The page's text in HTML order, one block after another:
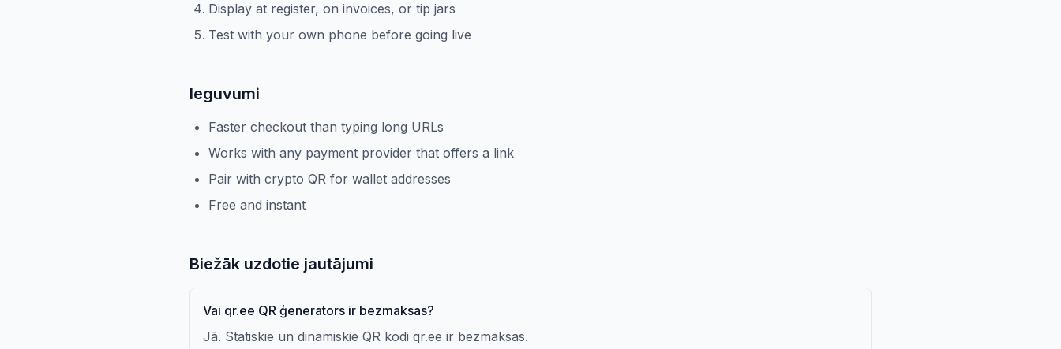
Display at register, on invoices, or tip jars
Test with your own phone before going live
Ieguvumi
Faster checkout than typing long URLs
Works with any payment provider that offers a link
Pair with crypto QR for wallet addresses
Free and instant
Biežāk uzdotie jautājumi
Vai qr.ee QR ģenerators ir bezmaksas?
Jā. Statiskie un dinamiskie QR kodi qr.ee ir bezmaksas.